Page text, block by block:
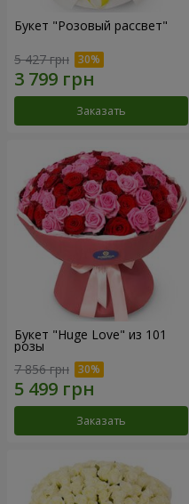
Букет "Розовый рассвет"
5 427 грн
Заказать
Букет "Huge Love" из 101
розы
7 856 грн
Заказать